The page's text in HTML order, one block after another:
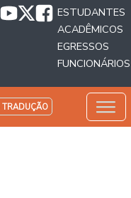
ESTUDANTES
ACADÊMICOS
EGRESSOS
FUNCIONÁRIOS
TRADUÇÃO